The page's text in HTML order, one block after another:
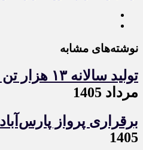
نوشته‌های مشابه
تولید سالانه ۱۳ هزار تن عسل در اردبیل
مرداد 1405
برقراری پرواز
1405